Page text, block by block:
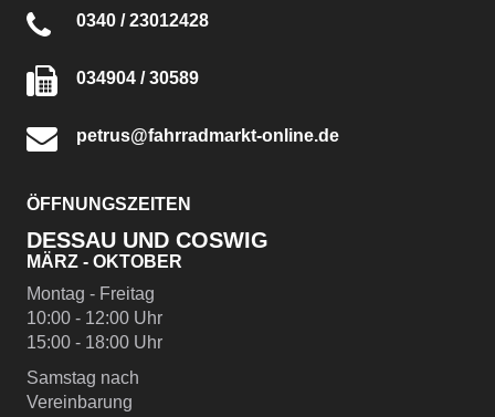
0340 / 23012428
034904 / 30589
petrus@fahrradmarkt-online.de
ÖFFNUNGSZEITEN
DESSAU UND COSWIG
MÄRZ - OKTOBER
Montag - Freitag
10:00 - 12:00 Uhr
15:00 - 18:00 Uhr
Samstag nach
Vereinbarung